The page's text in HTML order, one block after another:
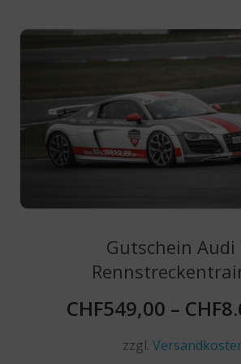
Gutschein Audi
CHF549,00 – CHF
zzgl.